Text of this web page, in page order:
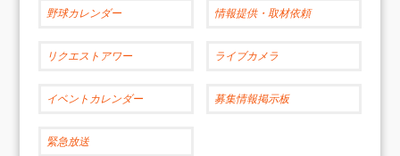
野球カレンダー 情報提供・取材依頼
リクエストアワー ライブカメラ
イベントカレンダー 募集情報掲示板
緊急放送